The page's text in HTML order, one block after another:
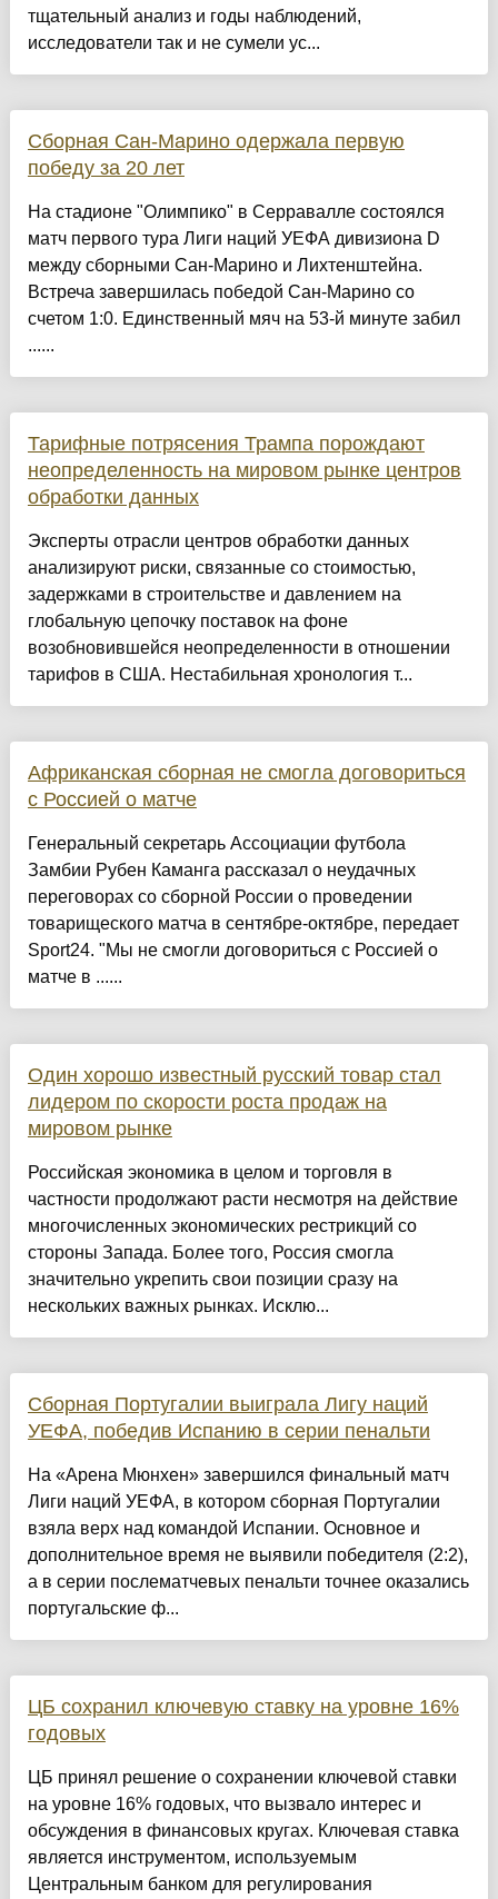
тщательный анализ и годы наблюдений,
исследователи так и не сумели ус...
Сборная Сан-Марино одержала первую
победу за 20 лет
На стадионе "Олимпико" в Серравалле состоялся
матч первого тура Лиги наций УЕФА дивизиона D
между сборными Сан-Марино и Лихтенштейна.
Встреча завершилась победой Сан-Марино со
счетом 1:0. Единственный мяч на 53-й минуте забил
......
Тарифные потрясения Трампа порождают
неопределенность на мировом рынке центров
обработки данных
Эксперты отрасли центров обработки данных
анализируют риски, связанные со стоимостью,
задержками в строительстве и давлением на
глобальную цепочку поставок на фоне
возобновившейся неопределенности в отношении
тарифов в США. Нестабильная хронология т...
Африканская сборная не смогла договориться
с Россией о матче
Генеральный секретарь Ассоциации футбола
Замбии Рубен Каманга рассказал о неудачных
переговорах со сборной России о проведении
товарищеского матча в сентябре-октябре, передает
Sport24. "Мы не смогли договориться с Россией о
матче в ......
Один хорошо известный русский товар стал
лидером по скорости роста продаж на
мировом рынке
Российская экономика в целом и торговля в
частности продолжают расти несмотря на действие
многочисленных экономических рестрикций со
стороны Запада. Более того, Россия смогла
значительно укрепить свои позиции сразу на
нескольких важных рынках. Исклю...
Сборная Португалии выиграла Лигу наций
УЕФА, победив Испанию в серии пенальти
На «Арена Мюнхен» завершился финальный матч
Лиги наций УЕФА, в котором сборная Португалии
взяла верх над командой Испании. Основное и
дополнительное время не выявили победителя (2:2),
а в серии послематчевых пенальти точнее оказались
португальские ф...
ЦБ сохранил ключевую ставку на уровне 16%
годовых
ЦБ принял решение о сохранении ключевой ставки
на уровне 16% годовых, что вызвало интерес и
обсуждения в финансовых кругах. Ключевая ставка
является инструментом, используемым
Центральным банком для регулирования